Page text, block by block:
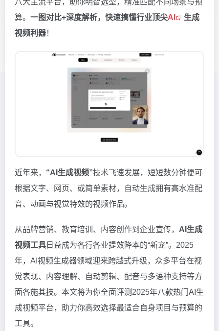
八大主流平台，助你明智选型，精准匹配不同场景与预
算。 一图对比+深度解析，快速搞懂行业顶尖AI
生成
视频利器！
近年来， “AI生成视频”技术飞速发展，短短数分钟便可
根据文字、网页、或简单素材，自动生成拥有高水准配
音、动画与视觉特效的视频作品。
从品牌营销、教育培训、内容创作到企业宣传， AI生成
视频工具 日益成为各行各业提效降本的“新宠”。2025
年，AI视频生成器领域迎来跨越式升级，众多平台在视
觉表现、内容理解、自动剪辑、配音与多语种支持等方
面各施其技。本文将为你全面评测2025年八款热门AI生
成视频平台，助力你高效选择最适合自身项目与预算的
工具。